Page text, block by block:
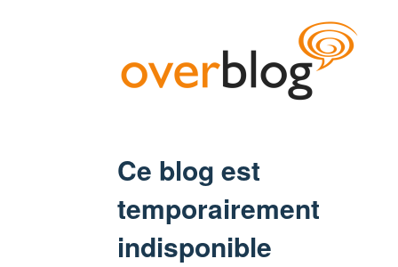
Ce blog est
temporairement
indisponible